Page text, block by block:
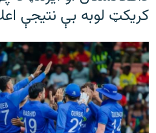
کریکټ لوبه بې نتیجې